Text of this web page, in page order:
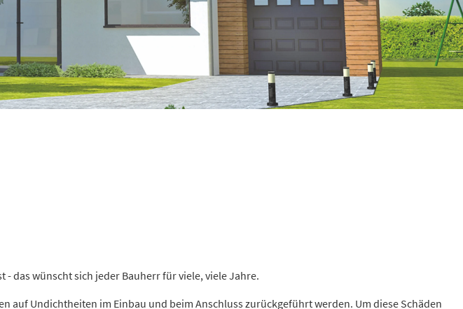
das wünscht sich jeder Bauherr für viele, viele Jahre.
auf Undichtheiten im Einbau und beim Anschluss zurückgeführt werden. Um diese Schäden